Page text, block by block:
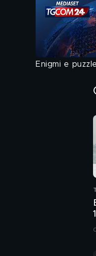
Enigmi e